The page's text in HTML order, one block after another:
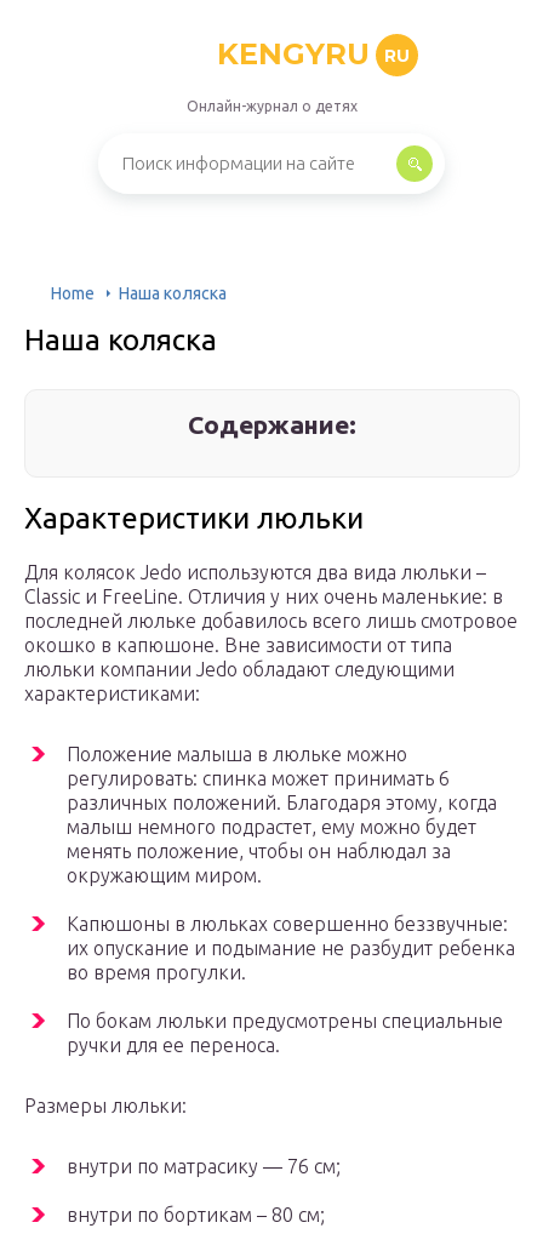
KENGYRU RU
Онлайн-журнал о детях
Home Наша коляска
Наша коляска
Содержание:
Характеристики люльки
Для колясок Jedo используются два вида люльки –
Classic и FreeLine. Отличия у них очень маленькие: в
последней люльке добавилось всего лишь смотровое
окошко в капюшоне. Вне зависимости от типа
люльки компании Jedo обладают следующими
характеристиками:
Положение малыша в люльке можно
регулировать: спинка может принимать 6
различных положений. Благодаря этому, когда
малыш немного подрастет, ему можно будет
менять положение, чтобы он наблюдал за
окружающим миром.
Капюшоны в люльках совершенно беззвучные:
их опускание и подымание не разбудит ребенка
во время прогулки.
По бокам люльки предусмотрены специальные
ручки для ее переноса.
Размеры люльки:
внутри по матрасику — 76 см;
внутри по бортикам – 80 см;